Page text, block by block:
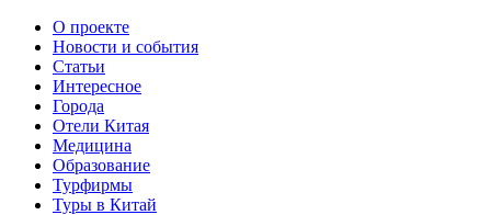
О проекте
Новости и события
Статьи
Интересное
Города
Отели Китая
Медицина
Образование
Турфирмы
Туры в Китай